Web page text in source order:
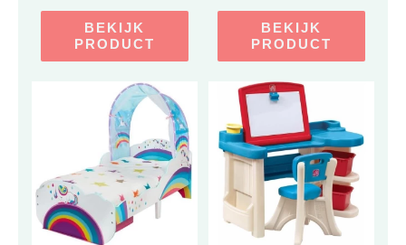
BEKIJK
PRODUCT
Montessori speelgoed-
educatief speelgoed-
BEKIJK
PRODUCT